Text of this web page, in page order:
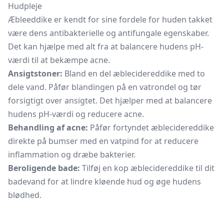
Hudpleje
Æbleeddike er kendt for sine fordele for huden takket
være dens antibakterielle og antifungale egenskaber.
Det kan hjælpe med alt fra at balancere hudens pH-
værdi til at bekæmpe acne.
Ansigtstoner: Bland en del æblecidereddike med to
dele vand. Påfør blandingen på en vatrondel og tør
forsigtigt over ansigtet. Det hjælper med at balancere
hudens pH-værdi og reducere acne.
Behandling af acne: Påfør fortyndet æblecidereddike
direkte på bumser med en vatpind for at reducere
inflammation og dræbe bakterier.
Beroligende bade: Tilføj en kop æblecidereddike til dit
badevand for at lindre kløende hud og øge hudens
blødhed.